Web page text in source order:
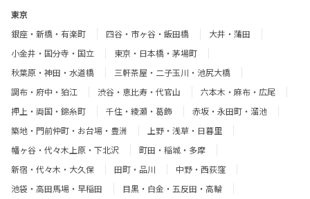
東京
銀座・新橋・有楽町
四谷・市ヶ谷・飯田橋
大井・蒲田
小金井・国分寺・国立
東京・日本橋・茅場町
秋葉原・神田・水道橋
三軒茶屋・二子玉川・池尻大橋
調布・府中・狛江
渋谷・恵比寿・代官山
六本木・麻布・広尾
押上・両国・錦糸町
千住・綾瀬・葛飾
赤坂・永田町・溜池
築地・門前仲町・お台場・豊洲
上野・浅草・日暮里
幡ヶ谷・代々木上原・下北沢
町田・稲城・多摩
新宿・代々木・大久保
田町・品川
中野・西荻窪
池袋・高田馬場・早稲田
目黒・白金・五反田・高輪